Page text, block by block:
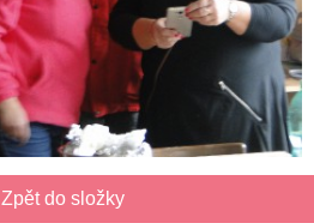
Zpět do složky